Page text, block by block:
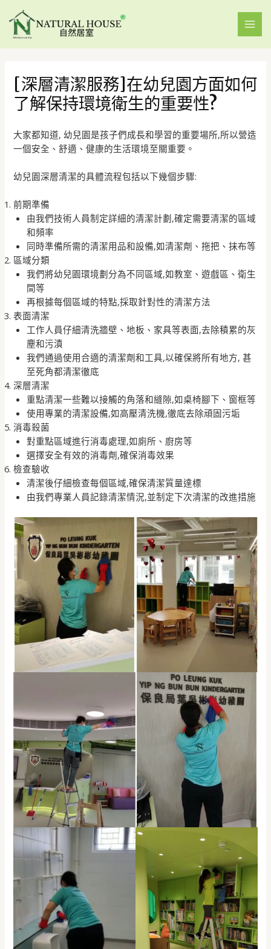
[深層清潔服務]在幼兒園方面如何
了解保持環境衛生的重要性?
大家都知道, 幼兒園是孩子們成長和學習的重要場所,所以營造
一個安全、舒適、健康的生活環境至關重要。
幼兒園深層清潔的具體流程包括以下幾個步驟:
前期準備
由我們技術人員制定詳細的清潔計劃,確定需要清潔的區域
和頻率
同時準備所需的清潔用品和設備,如清潔劑、拖把、抹布等
區域分類
我們將幼兒園環境劃分為不同區域,如教室、遊戲區、衛生
間等
再根據每個區域的特點,採取針對性的清潔方法
表面清潔
工作人員仔細清洗牆壁、地板、家具等表面,去除積累的灰
塵和污漬
我們通過使用合適的清潔劑和工具,以確保將所有地方, 甚
至死角都清潔徹底
深層清潔
重點清潔一些難以接觸的角落和縫隙,如桌椅腳下、窗框等
使用專業的清潔設備,如高壓清洗機,徹底去除頑固污垢
消毒殺菌
對重點區域進行消毒處理,如廁所、廚房等
選擇安全有效的消毒劑,確保消毒效果
檢查驗收
清潔後仔細檢查每個區域,確保清潔質量達標
由我們專業人員記錄清潔情況,並制定下次清潔的改進措施